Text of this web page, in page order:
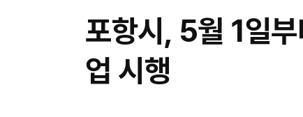
포항시, 5월 1일
업 시행